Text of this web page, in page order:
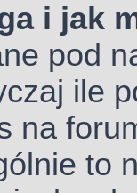
i jak
pod
ile
na
to